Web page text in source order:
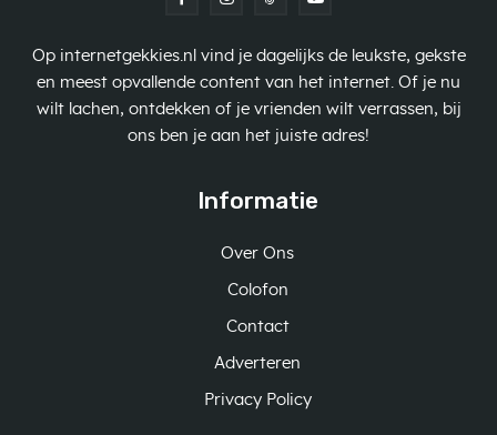
Op internetgekkies.nl vind je dagelijks de leukste, gekste
en meest opvallende content van het internet. Of je nu
wilt lachen, ontdekken of je vrienden wilt verrassen, bij
ons ben je aan het juiste adres!
Informatie
Over Ons
Colofon
Contact
Adverteren
Privacy Policy